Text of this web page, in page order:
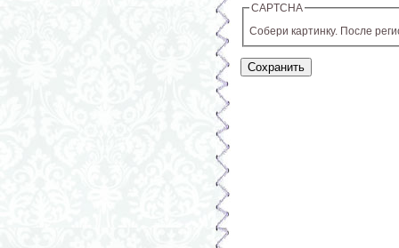
CAPTCHA
Собери картинку. После